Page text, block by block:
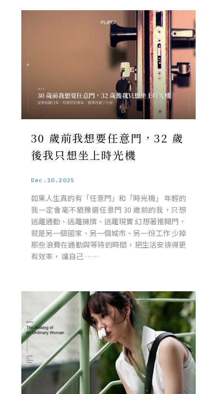
30 歲前我想要任意門，32 歲
後我只想坐上時光機
Dec.10.2025
如果人生真的有「任意門」和「時光機」 年輕的
我一定會毫不猶豫選任意門 30 歲前的我，只想
逃離通勤、逃離擁擠、逃離現實 幻想著推開門，
就是另一個國家、另一個城市、另一份工作 少掉
那些浪費在通勤與等待的時間，把生活安排得更
有效率， 讓自己 ……